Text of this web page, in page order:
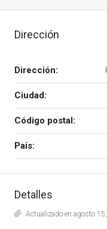
Dirección
Dirección:
Ciudad:
Código postal:
País:
Detalles
Actualizado en agosto